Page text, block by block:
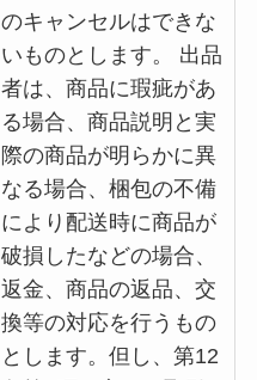
のキャンセルはできな
いものとします。 出品
者は、商品に瑕疵があ
る場合、商品説明と実
際の商品が明らかに異
なる場合、梱包の不備
により配送時に商品が
破損したなどの場合、
返金、商品の返品、交
換等の対応を行うもの
とします。但し、第12